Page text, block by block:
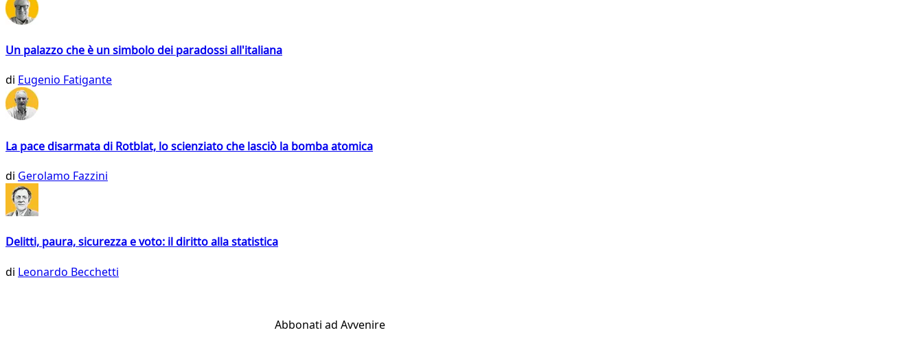
Un palazzo che è un simbolo dei paradossi all'italiana
di Eugenio Fatigante
La pace disarmata di Rotblat, lo scienziato che lasciò la bomba atomica
di Gerolamo Fazzini
Delitti, paura, sicurezza e voto: il diritto alla statistica
di Leonardo Becchetti
Abbonati ad Avvenire